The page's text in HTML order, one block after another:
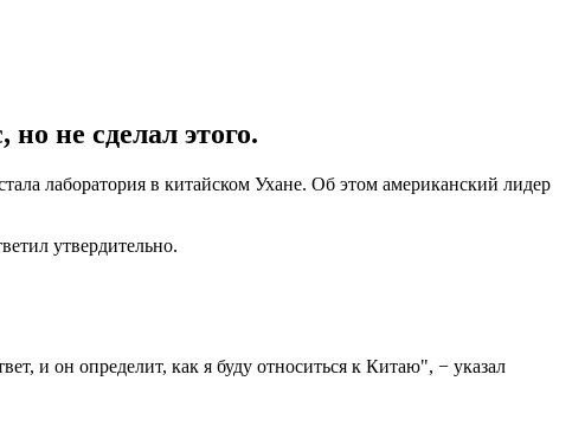
не сделал этого.
лаборатория в китайском Ухане. Об этом американский лидер
утвердительно.
и он определит, как я буду относиться к Китаю", − указал